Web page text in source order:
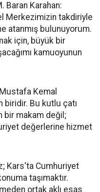
Baran Karahan:
Merkezimizin takdiriyle
atanmış bulunuyorum.
için, büyük bir
kamuoyunun
Kemal
Bu kutlu çatı
bir makam değil;
değerlerine hizmet
Kars'ta Cumhuriyet
taşımaktır.
ortak aklı esas